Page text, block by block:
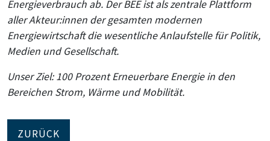
Energieverbrauch ab. Der BEE ist als zentrale Plattform
aller Akteur:innen der gesamten modernen
Energiewirtschaft die wesentliche Anlaufstelle für Politik,
Medien und Gesellschaft.
Unser Ziel: 100 Prozent Erneuerbare Energie in den
Bereichen Strom, Wärme und Mobilität.
ZURÜCK